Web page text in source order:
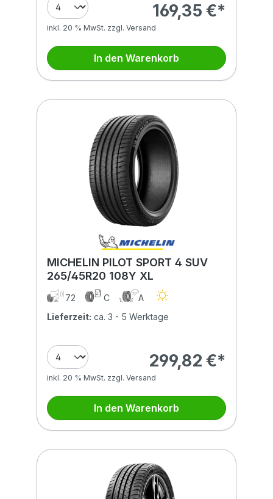
169,35 €*
inkl. 20 % MwSt. zzgl. Versand
In den Warenkorb
MICHELIN PILOT SPORT 4 SUV
265/45R20 108Y XL
72 C
A
Lieferzeit: ca. 3 - 5 Werktage
299,82 €*
inkl. 20 % MwSt. zzgl. Versand
In den Warenkorb